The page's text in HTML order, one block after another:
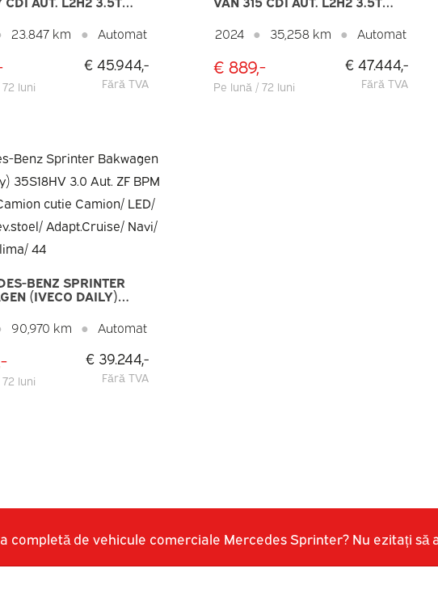
NAVI/ CAMERA/
PDC
23.847 km ● Automat
luni
€ 45.944,-
Fără TVA
10.25” MBUX/ CLIMA/
STOELVERW./ CARPLAY/ NAVI/
CRUISE/ CAMERA/ PDC/
CÂRLIG DE REMORCARE
2024 ● 35,258 km ● Automat
€ 889,-
Pe lună / 72 luni
€ 47.444,-
Fără TVA
BENZ SPRINTER
(IVECO DAILY)
CAMION CUTIE
LED/ SPOILER/
ADAPT.CRUISE/
CLIMA/ 44
90,970 km ● Automat
luni
€ 39.244,-
Fără TVA
completă de vehicule comerciale Mercedes Sprinter? Nu ezitați să